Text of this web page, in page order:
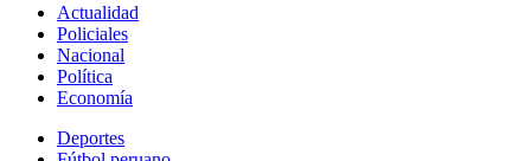
Actualidad
Policiales
Nacional
Política
Economía
Deportes